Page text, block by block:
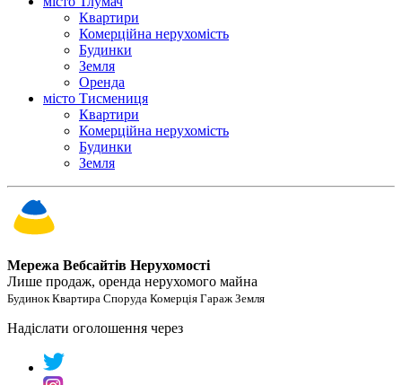
Квартири
Комерційна нерухомість
Будинки
Земля
Оренда
місто Тисмениця
Квартири
Комерційна нерухомість
Будинки
Земля
Мережа Вебсайтів Нерухомості
Лише продаж, оренда нерухомого майна
Будинок Квартира Споруда Комерція Гараж Земля
Надіслати оголошення через